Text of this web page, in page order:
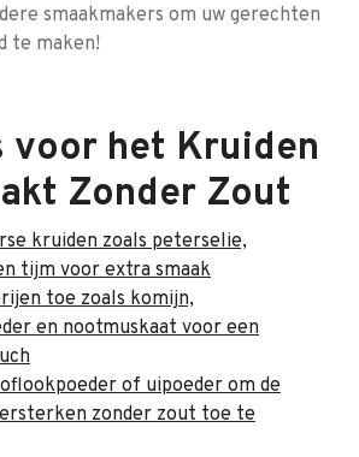
smaakmakers om uw gerechten
te maken!
voor het Kruiden
Zonder Zout
kruiden zoals peterselie,
tijm voor extra smaak
toe zoals komijn,
en nootmuskaat voor een
of uipoeder om de
zonder zout toe te